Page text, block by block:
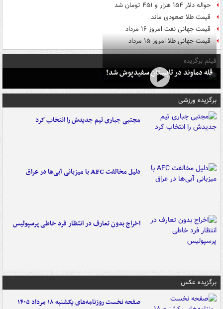
حواله دلار ۱۵۴ هزار و ۴۵۱ تومان شد
قیمت طلا صعودی ماند
قیمت جهانی نفت امروز ۱۶ مرداد
قیمت جهانی طلا امروز ۱۵ مرداد
فیلم برگزیده
قله دماوند در تابستان سفیدپوش شد!
برگزیده ورزشی
مجتبی جباری تیم جدیدش را انتخاب کرد
دلیل مخالفت AFC با میزبانی آبی‌ها در عراق
اخراج بدون تعارف در انتظار فرد خاطی پرسپولیس
برگزیده عکس
صفحه نخست روزنامه‌های یکشنبه ۱۸ مرداد ۱۴۰۵